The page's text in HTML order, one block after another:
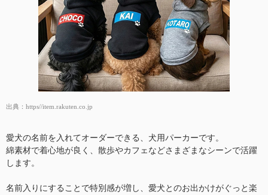
出典： https//item.rakuten.co.jp
愛犬の名前を入れてオーダーできる、犬用パーカーです。
綿素材で着心地が良く、散歩やカフェなどさまざまなシーンで活躍
します。
名前入りにすることで特別感が増し、愛犬とのお出かけがぐっと楽